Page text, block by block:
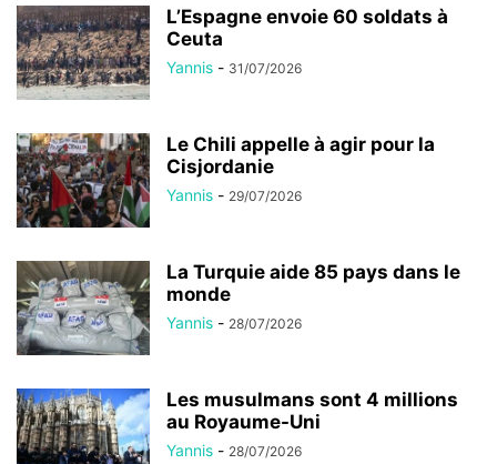
L’Espagne envoie 60 soldats à
Ceuta
Yannis - 31/07/2026
Le Chili appelle à agir pour la
Cisjordanie
Yannis - 29/07/2026
La Turquie aide 85 pays dans le
monde
Yannis - 28/07/2026
Les musulmans sont 4 millions
au Royaume-Uni
Yannis - 28/07/2026